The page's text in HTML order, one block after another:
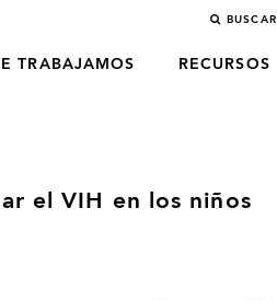
BUSCAR
TRABAJAMOS RECURSOS
el VIH en los niños